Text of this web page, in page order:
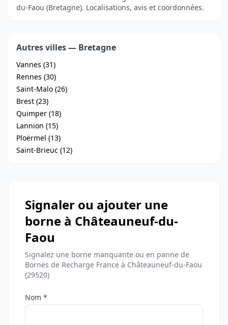
du-Faou (Bretagne). Localisations, avis et coordonnées.
Autres villes — Bretagne
Vannes (31)
Rennes (30)
Saint-Malo (26)
Brest (23)
Quimper (18)
Lannion (15)
Ploërmel (13)
Saint-Brieuc (12)
Signaler ou ajouter une
borne à Châteauneuf-du-
Faou
Signalez une borne manquante ou en panne de
Bornes de Recharge France à Châteauneuf-du-Faou
(29520)
Nom *